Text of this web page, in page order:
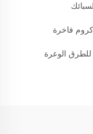
فاخرة
الوعرة